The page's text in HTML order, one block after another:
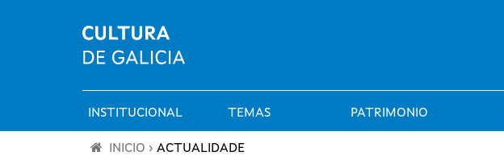
Menú
INSTITUCIONAL TEMAS PATRIMONIO
INICIO › ACTUALIDADE